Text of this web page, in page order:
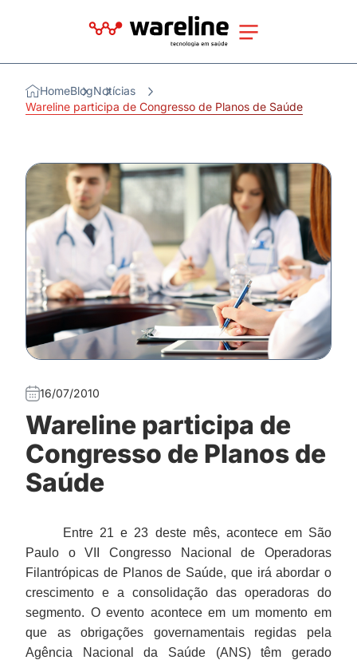
HomeBlogNotícias
Wareline participa de Congresso de Planos de Saúde
16/07/2010
Wareline participa de
Congresso de Planos de
Saúde
Entre 21 e 23 deste mês, acontece em São
Paulo o VII Congresso Nacional de Operadoras
Filantrópicas de Planos de Saúde, que irá abordar o
crescimento e a consolidação das operadoras do
segmento. O evento acontece em um momento em
que as obrigações governamentais regidas pela
Agência Nacional da Saúde (ANS) têm gerado